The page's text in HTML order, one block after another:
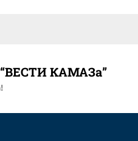
КАМАЗа”